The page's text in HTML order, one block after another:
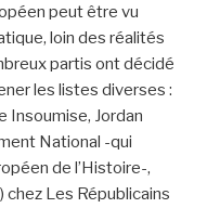
peut être vu
loin des réalités
partis ont décidé
les listes diverses :
Insoumise, Jordan
National -qui
de l’Histoire-,
chez Les Républicains